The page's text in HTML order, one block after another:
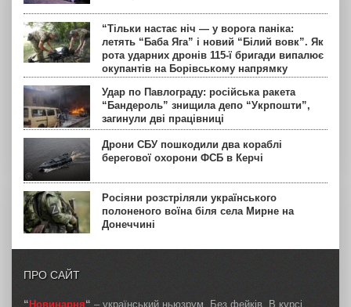
“Тільки настає ніч — у ворога паніка:
летять “Баба Яга” і новий “Білий вовк”. Як
рота ударних дронів 115-ї бригади випалює
окупантів на Борівському напрямку
Удар по Павлограду: російська ракета
“Бандероль” знищила депо “Укрпошти”,
загинули дві працівниці
Дрони СБУ пошкодили два кораблі
берегової охорони ФСБ в Керчі
Росіяни розстріляли українського
полоненого воїна біля села Мирне на
Донеччині
ПРО САЙТ
“Новинарня“ – український ньюзрум. Без фейків. В курсі